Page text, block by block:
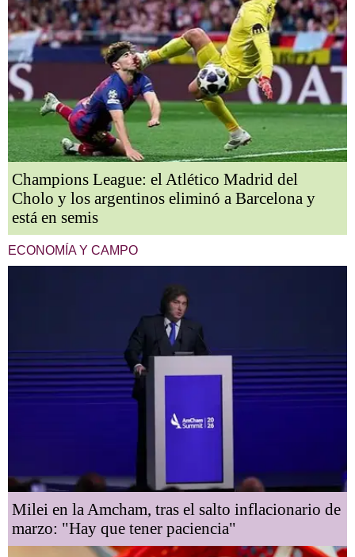
Champions League: el Atlético Madrid del
Cholo y los argentinos eliminó a Barcelona y
está en semis
ECONOMÍA Y CAMPO
Milei en la Amcham, tras el salto inflacionario de
marzo: "Hay que tener paciencia"